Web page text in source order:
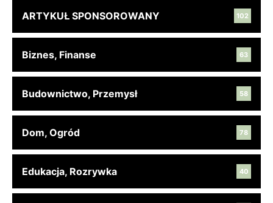
ARTYKUŁ SPONSOROWANY 102
Biznes, Finanse 63
Budownictwo, Przemysł 58
Dom, Ogród 78
Edukacja, Rozrywka 40